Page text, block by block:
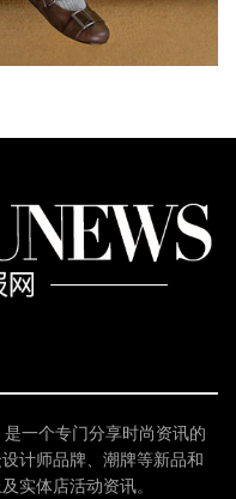
一个专门分享时尚资讯的
计师品牌、潮牌等新品和
实体店活动资讯。